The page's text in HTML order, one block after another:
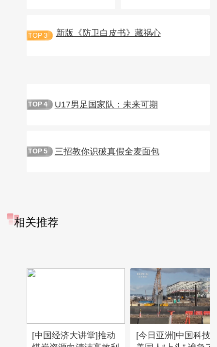
TOP 3 新版《防卫白皮书》藏祸心
TOP 4 U17男足国家队：未来可期
TOP 5 三招教你识破真假全麦面包
相关推荐
[中国经济大讲堂]推动
[今日亚洲]中国科技